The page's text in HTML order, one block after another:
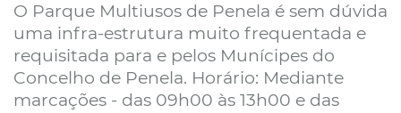
O Parque Multiusos de Penela é sem dúvida
uma infra-estrutura muito frequentada e
requisitada para e pelos Munícipes do
Concelho de Penela. Horário: Mediante
marcações - das 09h00 às 13h00 e das